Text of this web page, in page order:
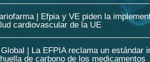
| Efpia y VE piden la
cardiovascular de la UE
| La EFPIA reclama un estándar
de carbono de los medicamentos